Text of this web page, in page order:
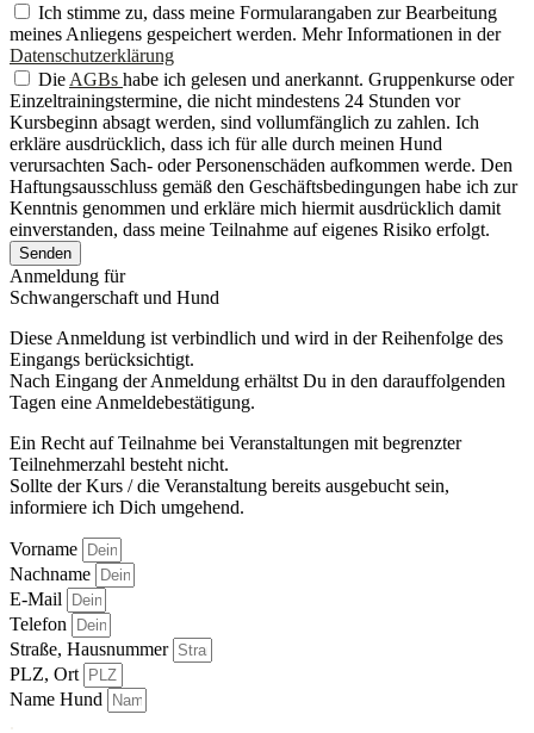
Ich stimme zu, dass meine Formularangaben zur Bearbeitung
meines Anliegens gespeichert werden. Mehr Informationen in der
Datenschutzerklärung
Die AGBs habe ich gelesen und anerkannt. Gruppenkurse oder
Einzeltrainingstermine, die nicht mindestens 24 Stunden vor
Kursbeginn absagt werden, sind vollumfänglich zu zahlen. Ich
erkläre ausdrücklich, dass ich für alle durch meinen Hund
verursachten Sach- oder Personenschäden aufkommen werde. Den
Haftungsausschluss gemäß den Geschäftsbedingungen habe ich zur
Kenntnis genommen und erkläre mich hiermit ausdrücklich damit
einverstanden, dass meine Teilnahme auf eigenes Risiko erfolgt.
Senden
Anmeldung für
Schwangerschaft und Hund
Diese Anmeldung ist verbindlich und wird in der Reihenfolge des
Eingangs berücksichtigt.
Nach Eingang der Anmeldung erhältst Du in den darauffolgenden
Tagen eine Anmeldebestätigung.
Ein Recht auf Teilnahme bei Veranstaltungen mit begrenzter
Teilnehmerzahl besteht nicht.
Sollte der Kurs / die Veranstaltung bereits ausgebucht sein,
informiere ich Dich umgehend.
Vorname
Nachname
E-Mail
Telefon
Straße, Hausnummer
PLZ, Ort
Name Hund